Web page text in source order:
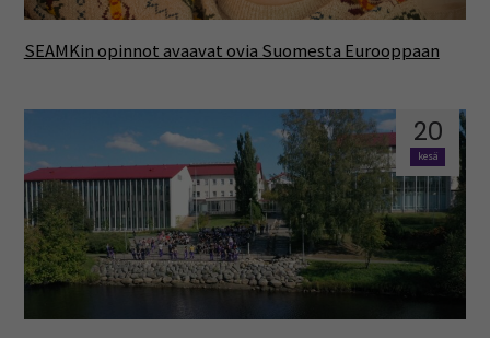
SEAMKin opinnot avaavat ovia Suomesta Eurooppaan
20
kesä